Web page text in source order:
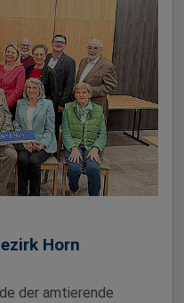
Horn
der amtierende